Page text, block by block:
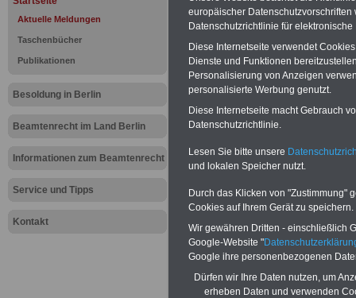
Aktuelle Meldungen
Taschenbücher
Publikationen
Besoldung in Berlin
Beamtenrecht im Land Berlin
Informationen zum Beamtenrecht
Service und Tipps
Kontakt
Broschüre.
Meldung
25,00 Euro: Wissenswertes für
und Beamte, Beamten-
(Bund/Länder) sowie Beihilferecht in
Ländern. Alle drei Ratgeber sind
gegliedert und erläutern auch komp-
Sachverhalte verständlich (auch für
terinnen und Mitarbeiter des
Dienstes im Land
Berlingeeignet)BEHÖRDEN-ABO
europäischer
Datenschutzrichtlinie für
Diese Internetseite verwendet
Dienste und Funktionen
Personalisierung von Anzeigen
personalisierte Werbung genutzt.
Diese Internetseite macht Gebrauch
Datenschutzrichtlinie.
Lesen Sie bitte unsere
und lokalen Speicher nutzt.
Durch das Klicken von "Zustimmung"
Cookies auf Ihrem Gerät zu speichern.
Wir gewähren Dritten - einschließlich
Google-Website "
Google ihre personenbezogenen
Dürfen wir Ihre Daten nutzen, um
erheben Daten und verwenden